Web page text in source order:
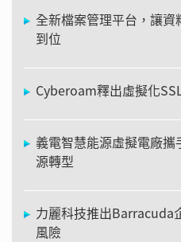
全新檔案管理平台，讓
到位
Cyberoam釋出虛擬化
義電智慧能源虛擬電廠
源轉型
力麗科技推出Barracuda
風險